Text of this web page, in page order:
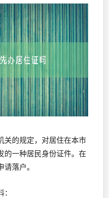
关的规定，对居住在本市
的一种居民身份证件。在
请落户。